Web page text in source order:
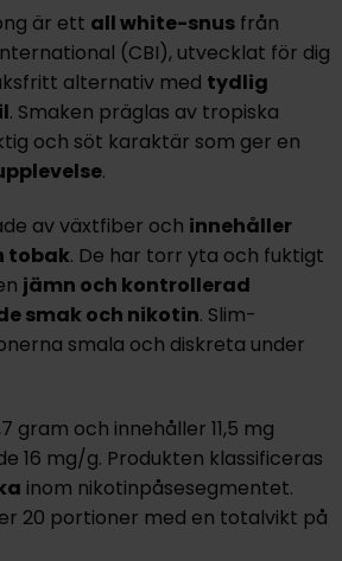
är ett all white-snusfrån
(CBI), utvecklat för dig
alternativ med tydlig
. Smaken präglas av tropiska
och söt karaktär som ger en
.
av växtfiber och innehåller
tobak. De har torr yta och fuktigt
jämn och kontrollerad
smak och nikotin. Slim-
smala och diskreta under
gram och innehåller 11,5 mg
16 mg/g. Produkten klassificeras
inom nikotinpåsesegmentet.
20 portioner med en totalvikt på